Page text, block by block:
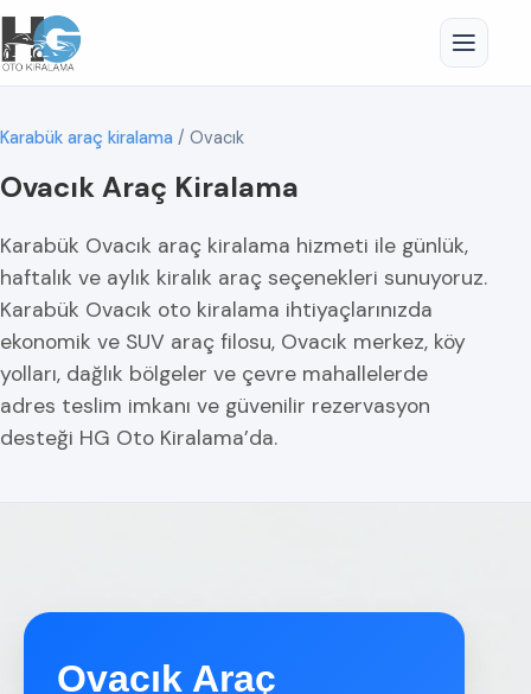
Karabük araç kiralama / Ovacık
Ovacık Araç Kiralama
Karabük Ovacık araç kiralama hizmeti ile günlük,
haftalık ve aylık kiralık araç seçenekleri sunuyoruz.
Karabük Ovacık oto kiralama ihtiyaçlarınızda
ekonomik ve SUV araç filosu, Ovacık merkez, köy
yolları, dağlık bölgeler ve çevre mahallelerde
adres teslim imkanı ve güvenilir rezervasyon
desteği HG Oto Kiralama’da.
Ovacık Araç